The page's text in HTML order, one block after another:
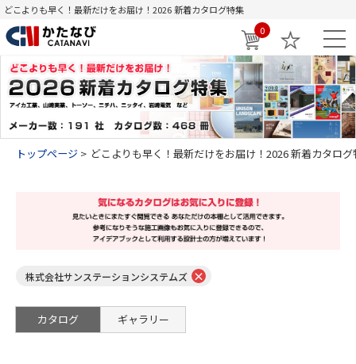
どこよりも早く！最新だけをお届け！2026 新着カタログ特集
0
トップページ どこよりも早く！最新だけをお届け！2026 新着カタログ
株式会社サンステーションシステムズ ×
カタログ ギャラリー